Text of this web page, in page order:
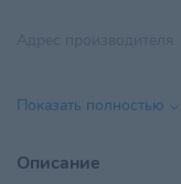
Вес
Вид корма
Показать полностью
Описание